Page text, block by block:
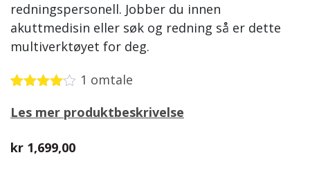
redningspersonell. Jobber du innen
akuttmedisin eller søk og redning så er dette
multiverktøyet for deg.
4.00 av 5
kundevurdering
1 omtale
Les mer produktbeskrivelse
kr 1,699,00